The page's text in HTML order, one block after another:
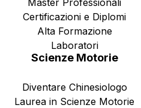
Certificazioni e Diplomi
Alta Formazione
Laboratori
Scienze Motorie
Diventare Chinesiologo
Laurea in Scienze Motorie